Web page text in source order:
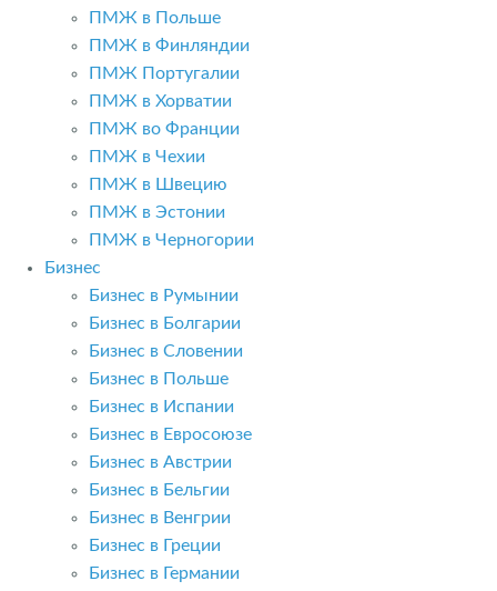
ПМЖ в Польше
ПМЖ в Финляндии
ПМЖ Португалии
ПМЖ в Хорватии
ПМЖ во Франции
ПМЖ в Чехии
ПМЖ в Швецию
ПМЖ в Эстонии
ПМЖ в Черногории
Бизнес
Бизнес в Румынии
Бизнес в Болгарии
Бизнес в Словении
Бизнес в Польше
Бизнес в Испании
Бизнес в Евросоюзе
Бизнес в Австрии
Бизнес в Бельгии
Бизнес в Венгрии
Бизнес в Греции
Бизнес в Германии